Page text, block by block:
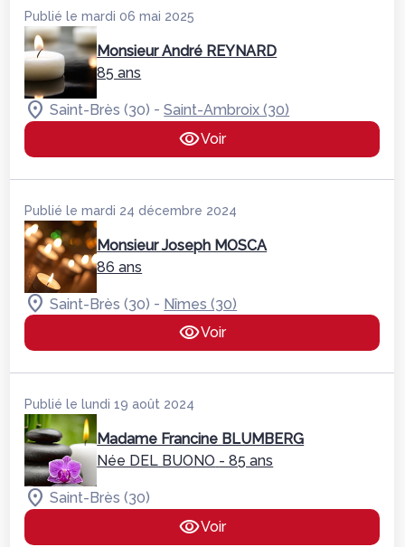
Publié le mardi 06 mai 2025
Monsieur André REYNARD
85 ans
Saint-Brès (30) -Saint-Ambroix (30)
Voir
Publié le mardi 24 décembre 2024
Monsieur Joseph MOSCA
86 ans
Saint-Brès (30) - Nîmes (30)
Voir
Publié le lundi 19 août 2024
Madame Francine BLUMBERG
Née DEL BUONO - 85 ans
Saint-Brès (30)
Voir